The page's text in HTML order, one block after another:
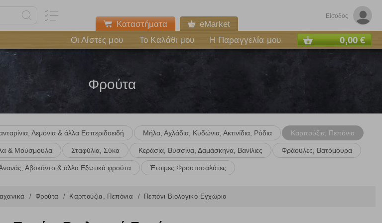
Είσοδος
Καταστήματα
eMarket
Οι Λίστες μου Το Καλάθι μου Η Παραγγελία μου 0,00 €
Φρούτα
Λεμόνια & άλλα Εσπεριδοειδή Μήλα, Αχλάδια, Κυδώνια, Ακτινίδια, Ρόδια Καρπούζια, Πεπόνια
& Μούσμουλα Σταφύλια, Σύκα Κεράσια, Βύσσινα, Δαμάσκηνα, Βανίλιες Φράουλες, Βατόμουρα
Αβοκάντο & άλλα Εξωτικά φρούτα Έτοιμες Φρουτοσαλάτες
Φρούτα Καρπούζια, Πεπόνια Πεπόνι Βιολογικό Εγχώριο
αναζήτηση
"Αναζήτηση". Θα εμφανιστούν αποτελέσματα από